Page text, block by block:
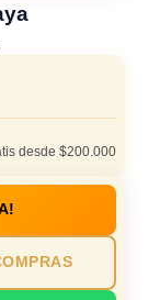
desde $200.000